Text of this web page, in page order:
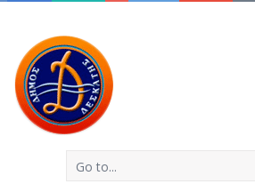
Go to...